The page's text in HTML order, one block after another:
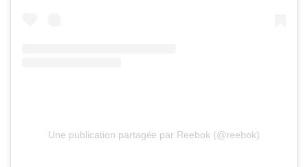
Une publication partagée par Reebok (@reebok)